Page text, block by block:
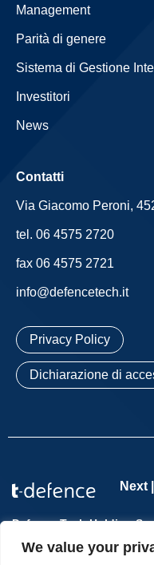
We value your
Management
Parità di genere
Sistema di Gestione
Investitori
News
Contatti
Via Giacomo Peroni,
tel. 06 4575 2720
fax 06 4575 2721
info@defencetech.it
Privacy Policy
Dichiarazione di
Next
Defence Tech Holding
socio unico – P.IVA
delle Imprese di Roma n.